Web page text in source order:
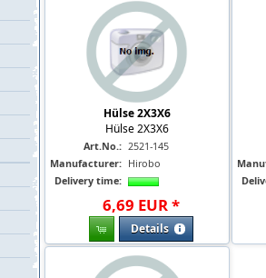
Hülse 2X3X6
Hülse 2X3X6
Art.No.: 2521-145
Manufacturer: Hirobo
Delivery time:
6,69 EUR*
Details